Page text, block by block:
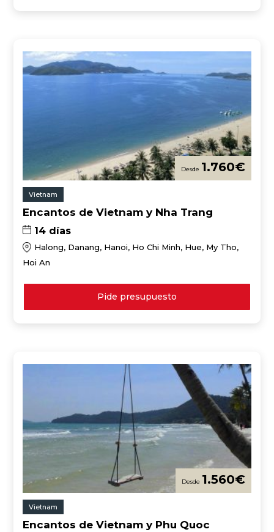
1.760€
Vietnam
Encantos de Vietnam y Nha Trang
14 días
Halong, Danang, Hanoi, Ho Chi Minh, Hue, My Tho,
Hoi An
Pide presupuesto
1.560€
Vietnam
Encantos de Vietnam y Phu Quoc